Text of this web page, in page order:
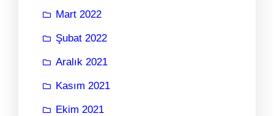
Mart 2022
Şubat 2022
Aralık 2021
Kasım 2021
Ekim 2021